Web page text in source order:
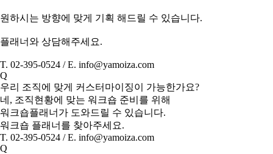
원하시는 방향에 맞게 기획 해드릴 수 있습니다.
플래너와 상담해주세요.
T. 02-395-0524 / E. info@yamoiza.com
Q
우리 조직에 맞게 커스터마이징이 가능한가요?
네, 조직현황에 맞는 워크숍 준비를 위해
워크숍플래너가 도와드릴 수 있습니다.
워크숍 플래너를 찾아주세요.
T. 02-395-0524 / E. info@yamoiza.com
Q